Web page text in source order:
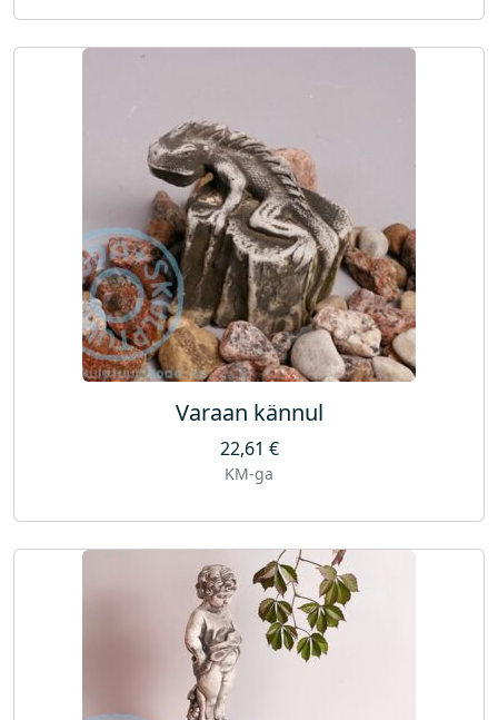
Varaan kännul
22,61 €
KM-ga